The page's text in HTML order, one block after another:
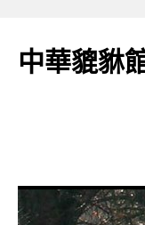
主
中華貔貅